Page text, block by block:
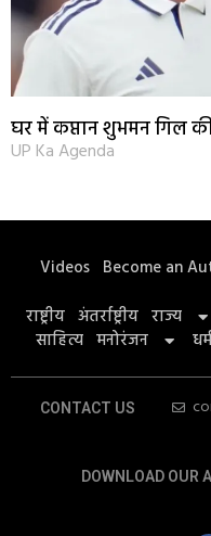
घर में कप्तान शुभमन गिल
UP Ka Agenda
Videos Become an
राष्ट्रीय अंतर्राष्ट्रीय राज्य
साहित्य मनोरंजन धर्म
CONTACT US
DOWNLOAD OUR